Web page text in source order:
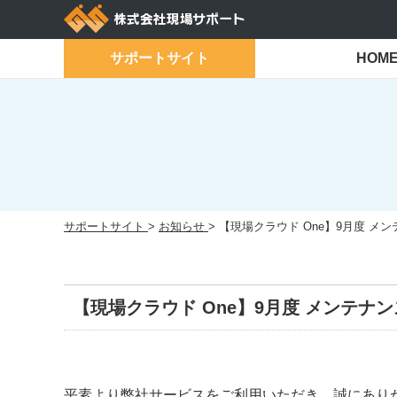
サポートサイト
サポートサイト > お知らせ > 【現場クラウド One】9月度 メ
【現場クラウド One】9月度 メンテナ